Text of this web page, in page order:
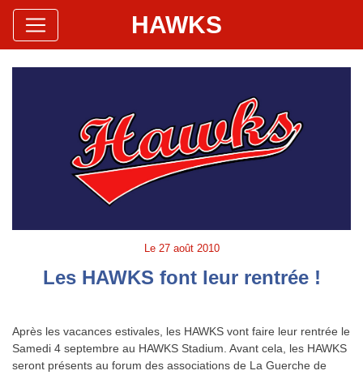
Hawks Baseball Softball
Site Officiel HAWKS
Le 27 août 2010
Les HAWKS font leur rentrée !
Après les vacances estivales, les HAWKS vont faire leur rentrée le
Samedi 4 septembre au HAWKS Stadium. Avant cela, les HAWKS
seront présents au forum des associations de La Guerche de